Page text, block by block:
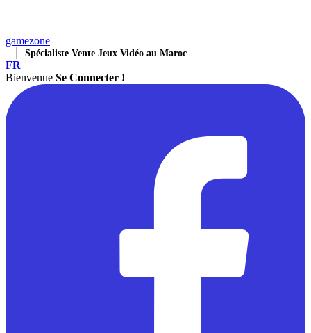
gamezone
Spécialiste Vente Jeux Vidéo au Maroc
FR
Bienvenue Se Connecter !